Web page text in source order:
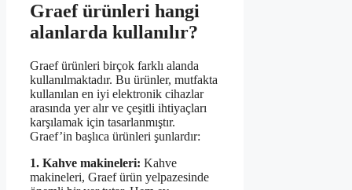
Graef ürünleri hangi
alanlarda kullanılır?
Graef ürünleri birçok farklı alanda
kullanılmaktadır. Bu ürünler, mutfakta
kullanılan en iyi elektronik cihazlar
arasında yer alır ve çeşitli ihtiyaçları
karşılamak için tasarlanmıştır.
Graef’in başlıca ürünleri şunlardır:
1. Kahve makineleri: Kahve
makineleri, Graef ürün yelpazesinde